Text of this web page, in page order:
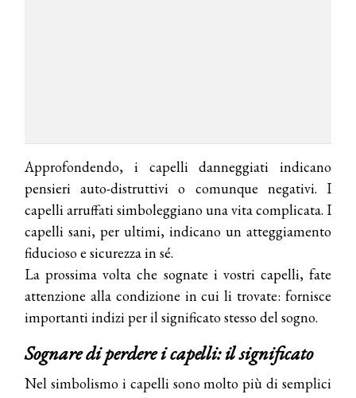
Approfondendo, i capelli danneggiati indicano
pensieri auto-distruttivi o comunque negativi. I
capelli arruffati simboleggiano una vita complicata. I
capelli sani, per ultimi, indicano un atteggiamento
fiducioso e sicurezza in sé.
La prossima volta che sognate i vostri capelli, fate
attenzione alla condizione in cui li trovate: fornisce
importanti indizi per il significato stesso del sogno.
Sognare di perdere i capelli: il significato
Nel simbolismo i capelli sono molto più di semplici